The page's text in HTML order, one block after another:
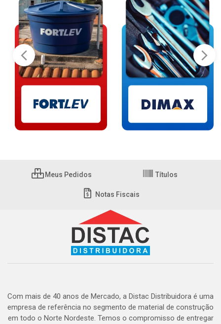
Meus Pedidos Títulos
Notas Fiscais
Com mais de 40 anos de Mercado, a Distac Distribuidora é uma
empresa de referência no segmento de material de construção
em todo o Norte Nordeste. Temos o compromisso de entregar